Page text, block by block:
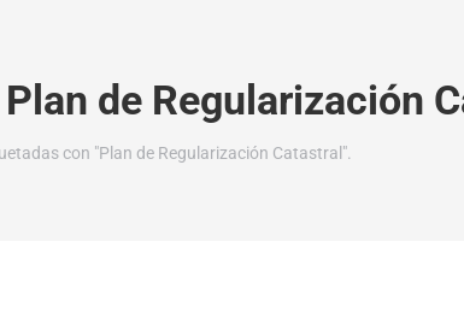
Plan de Regularización
con "Plan de Regularización Catastral".